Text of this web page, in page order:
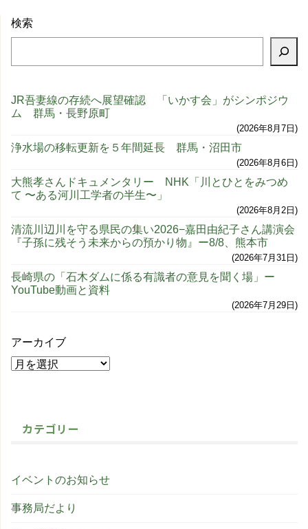
検索
JR吾妻線の存続へ展望確認 「いかす会」がシンポジウ
ム 群馬・長野原町
2026年8月7日
浄水場の移転更新を５年間延長 群馬・沼田市
2026年8月6日
大熊孝さんドキュメンタリー NHK「川とひとをみつめ
て 〜ある河川工学者の半生〜」
2026年8月2日
清流川辺川を守る県民の集い2026−嘉田由紀子さん講演会
『子孫に残そう未来からの預かり物』ー8/8、熊本市
2026年7月31日
長崎県の「石木ダムに係る有識者の意見を聞く場」ー
YouTube動画と資料
2026年7月29日
アーカイブ
カテゴリー
イベントのお知らせ
事務局だより